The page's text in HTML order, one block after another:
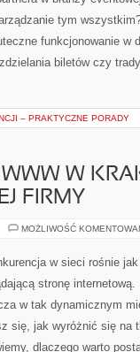
tym
funkcjonowanie w
biletów czy
– PRAKTYCZNE PORADY
W
FIRMY
MOŻLIWOŚĆ
w sieci rośnie
stronę
w tak dynamicznym
się, jak wyróżnić się na
dlaczego warto